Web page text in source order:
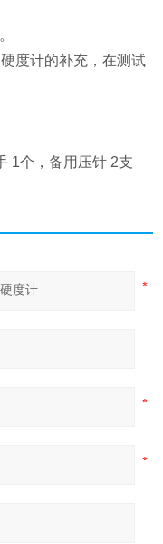
度计的补充，在测试
1个，备用压针 2支